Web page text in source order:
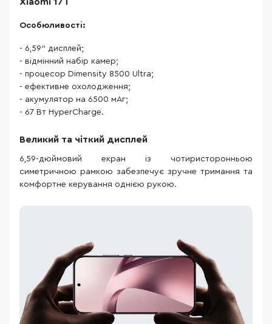
Особюливості:
- 6,59" дисплей;
- відмінний набір камер;
- процесор Dimensity 8500 Ultra;
- ефективне охолодження;
- акумулятор на 6500 мАг;
- 67 Вт HyperCharge.
Великий та чіткий дисплей
6,59-дюймовий екран із чотиристоронньою
симетричною рамкою забезпечує зручне тримання та
комфортне керування однією рукою.